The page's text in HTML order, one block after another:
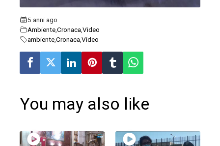
5 anni ago
AmbienteCronaca Video
ambienteCronaca Video
You may also like